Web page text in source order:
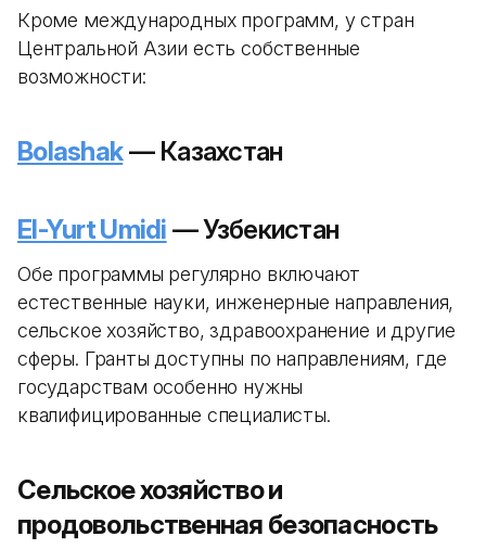
Кроме международных программ, у стран
Центральной Азии есть собственные
возможности:
Bolashak— Казахстан
El-Yurt Umidi — Узбекистан
Обе программы регулярно включают
естественные науки, инженерные направления,
сельское хозяйство, здравоохранение и другие
сферы. Гранты доступны по направлениям, где
государствам особенно нужны
квалифицированные специалисты.
Сельское хозяйство и
продовольственная безопасность